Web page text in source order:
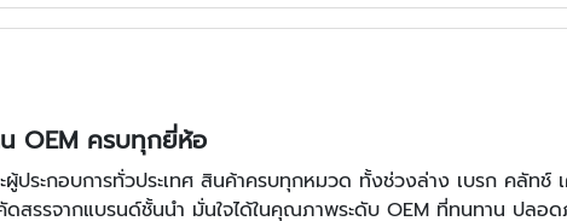
OEM ครบทุกยี่ห้อ
ประกอบการทั่วประเทศ สินค้าครบทุกหมวด ทั้งช่วงล่าง เบรก คลัทช์
รรจากแบรนด์ชั้นนำ มั่นใจได้ในคุณภาพระดับ OEM ที่ทนทาน ปลอด